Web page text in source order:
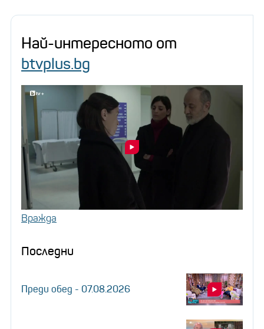
Най-интересното от
btvplus.bg
Вражда
Последни
Преди обед - 07.08.2026